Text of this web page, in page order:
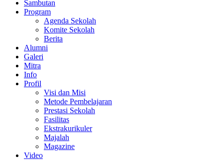
Sambutan
Program
Agenda Sekolah
Komite Sekolah
Berita
Alumni
Galeri
Mitra
Info
Profil
Visi dan Misi
Metode Pembelajaran
Prestasi Sekolah
Fasilitas
Ekstrakurikuler
Majalah
Magazine
Video